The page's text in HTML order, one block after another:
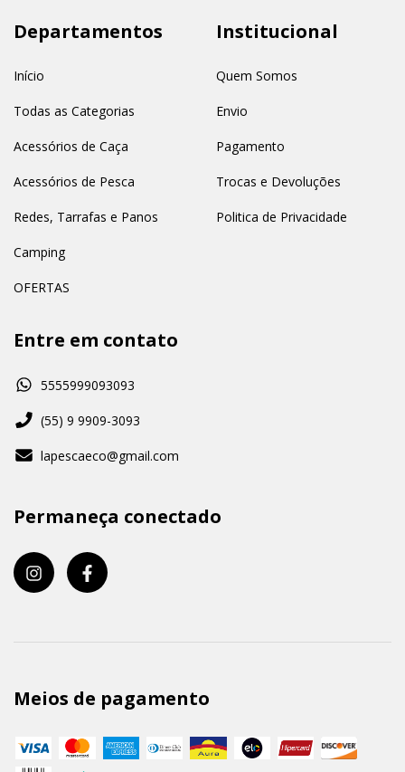
Departamentos
Início
Todas as Categorias
Acessórios de Caça
Acessórios de Pesca
Redes, Tarrafas e Panos
Camping
OFERTAS
Institucional
Quem Somos
Envio
Pagamento
Trocas e Devoluções
Politica de Privacidade
Entre em contato
5555999093093
(55) 9 9909-3093
lapescaeco@gmail.com
Permaneça conectado
Meios de pagamento